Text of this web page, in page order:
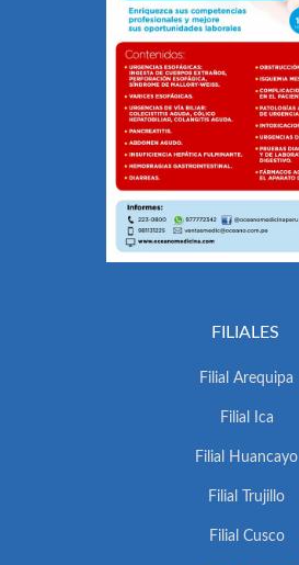
FILIALES
Filial Arequipa
Filial Ica
Filial Huancayo
Filial Trujillo
Filial Cusco